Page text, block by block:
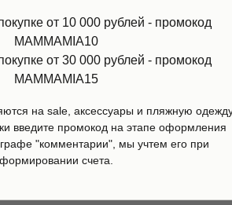
Футболка Rodney,
5 400 р.
от 10 000 рублей - промокод
MAMMAMIA10
от 30 000 рублей - промокод
MAMMAMIA15
на sale, аксессуары и пляжную
введите промокод на этапе оформления
графе "комментарии", мы учтем его при
формировании счета.